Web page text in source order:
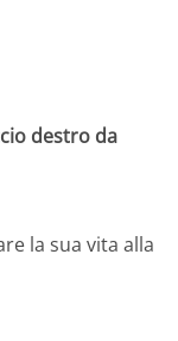
destro da
la sua vita alla